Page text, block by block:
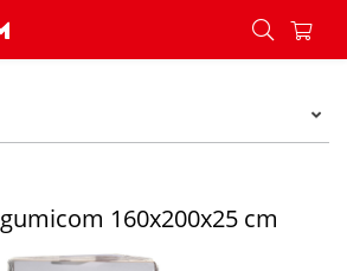
Plahta s gumicom 160x200x25 cm -
160x200x25 cm